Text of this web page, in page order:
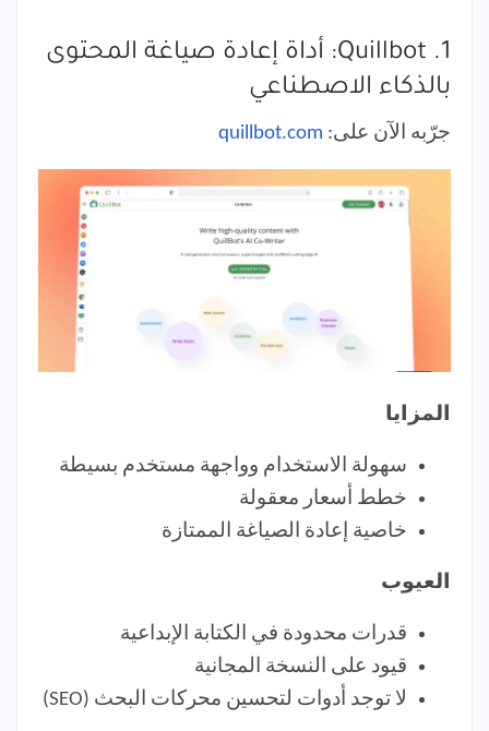
1. Quillbot: أداة إعادة صياغة المحتوى
بالذكاء الاصطناعي
جرّبه الآن على: quillbot.com
المزايا
سهولة الاستخدام وواجهة مستخدم بسيطة
خطط أسعار معقولة
خاصية إعادة الصياغة الممتازة
العيوب
قدرات محدودة في الكتابة الإبداعية
قيود على النسخة المجانية
لا توجد أدوات لتحسين محركات البحث (SEO)